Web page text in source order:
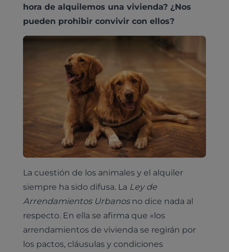
hora de alquilemos una vivienda? ¿Nos
pueden prohibir convivir con ellos?
La cuestión de los animales y el alquiler
siempre ha sido difusa. La Ley de
Arrendamientos Urbanosno dice nada al
respecto. En ella se afirma que «los
arrendamientos de vivienda se regirán por
los pactos, cláusulas y condiciones